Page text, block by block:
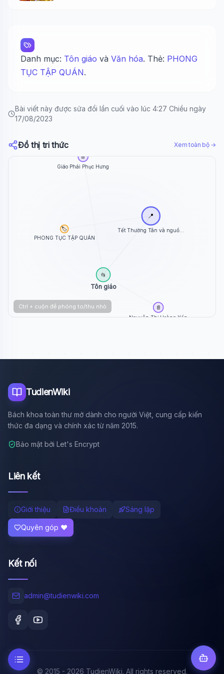
Danh mục: Tôn giáo và Văn hóa. Thẻ: PHONG
TỤC TẬP QUÁN.
Bài viết này được sửa đổi lần cuối vào lúc 4:27 Chiều ngày
17/08/2023
Đồ thị tri thức Xem toàn bộ →
Tết Thường Tân và nguồ...
📍
Tôn giáo
📂
Giáo Phái Phục Hưng
📄
Nguyễn Thị Hoàng Yến
📄
PHONG TỤC TẬP QUÁN
🏷️
Ctrl + cuộn để phóng to/thu nhỏ
TudienWiki
Bách khoa toàn thư mở dành cho người Việt, cung cấp kiến
thức đa dạng và chính xác từ năm 2015.
Bảo mật bởi Let's Encrypt
Liên kết
Giới thiệu Điều khoản Sáng lập
Quyên góp ❤️
Kết nối
admin@tudienwiki.com
© 2015 - 2026 TudienWiki. All rights reserved.